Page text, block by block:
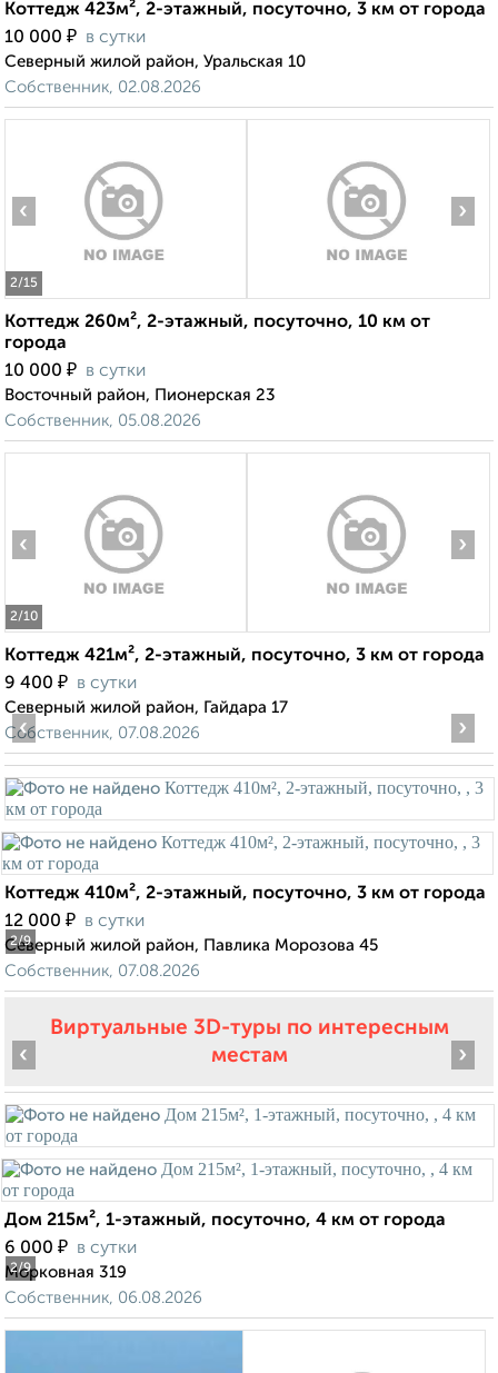
Коттедж 423м², 2-этажный, посуточно, 3 км от города
10 000 ₽ в сутки
Северный жилой район, Уральская 10
Собственник, 02.08.2026
2/15
‹ ›
Коттедж 260м², 2-этажный, посуточно, 10 км от
города
10 000 ₽ в сутки
Восточный район, Пионерская 23
Собственник, 05.08.2026
2/10
‹ ›
Коттедж 421м², 2-этажный, посуточно, 3 км от города
9 400 ₽ в сутки
Северный жилой район, Гайдара 17
Собственник, 07.08.2026
2/9
‹ ›
Коттедж 410м², 2-этажный, посуточно, 3 км от города
12 000 ₽ в сутки
Северный жилой район, Павлика Морозова 45
Собственник, 07.08.2026
Виртуальные 3D-туры по интересным
местам
2/9
‹ ›
Дом 215м², 1-этажный, посуточно, 4 км от города
6 000 ₽ в сутки
Морковная 319
Собственник, 06.08.2026